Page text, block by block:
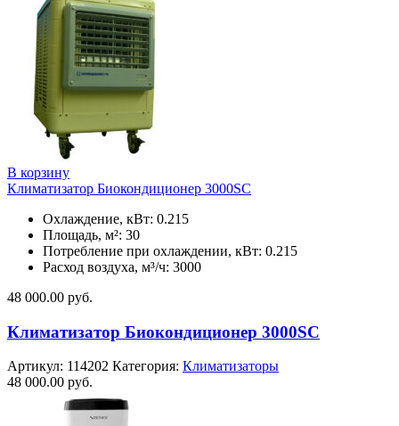
В корзину
Климатизатор Биокондиционер 3000SC
Охлаждение, кВт: 0.215
Площадь, м²: 30
Потребление при охлаждении, кВт: 0.215
Расход воздуха, м³/ч: 3000
48 000.00 руб.
Климатизатор Биокондиционер 3000SC
Артикул: 114202 Категория: Климатизаторы
48 000.00 руб.